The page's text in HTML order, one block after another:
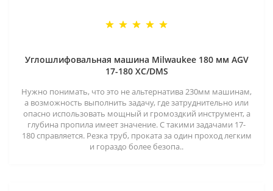
Углошлифовальная машина Milwaukee 180 мм AGV
17-180 XC/DMS
Нужно понимать, что это не альтернатива 230мм машинам,
а возможность выполнить задачу, где затруднительно или
опасно использовать мощный и громоздкий инструмент, а
глубина пропила имеет значение. С такими задачами 17-
180 справляется. Резка труб, проката за один проход легким
и гораздо более безопа..